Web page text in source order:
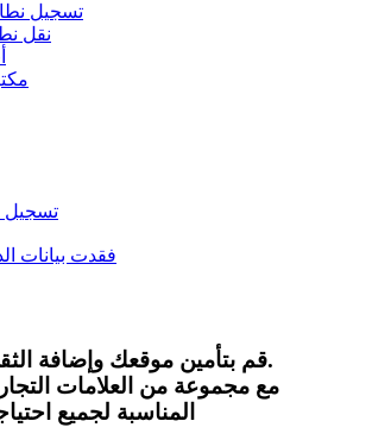
تسجيل
نقل
تسجيل
فقدت بيانات
قم بتأمين موقعك وإضافة الثقة والثقة للزائرين.
مع مجموعة من العلامات
المناسبة لجميع